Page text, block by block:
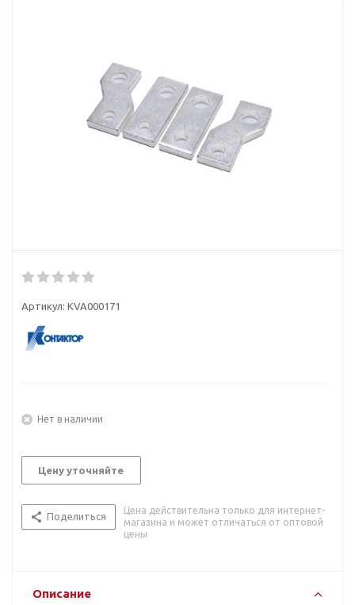
Артикул: KVA000171
Нет в наличии
Цену уточняйте
Поделиться
Цена действительна только для интернет-
магазина и может отличаться от оптовой
цены
Описание